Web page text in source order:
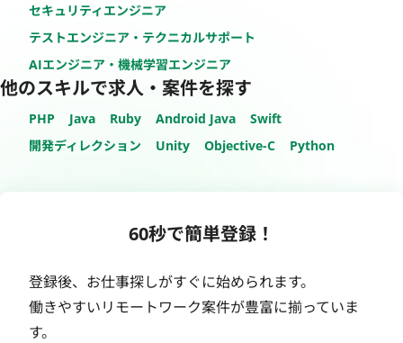
セキュリティエンジニア
テストエンジニア・テクニカルサポート
AIエンジニア・機械学習エンジニア
他のスキルで求人・案件を探す
PHP Java Ruby Android Java
Swift
開発ディレクション
Unity Objective-C Python
60秒で簡単登録！
登録後、お仕事探しがすぐに始められます。
働きやすいリモートワーク案件が豊富に揃っていま
す。